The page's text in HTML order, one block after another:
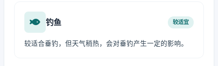
钓鱼 较适宜
较适合垂钓，但天气稍热，会对垂钓产生一定的影响。